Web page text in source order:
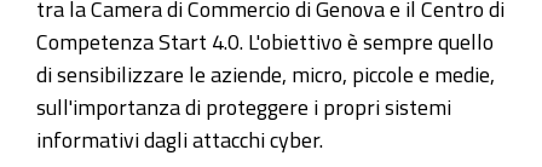
tra la Camera di Commercio di Genova e il Centro di
Competenza Start 4.0. L'obiettivo è sempre quello
di sensibilizzare le aziende, micro, piccole e medie,
sull'importanza di proteggere i propri sistemi
informativi dagli attacchi cyber.